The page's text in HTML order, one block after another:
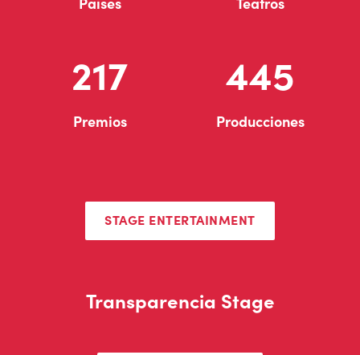
217
Premios
445
Producciones
STAGE ENTERTAINMENT
Transparencia Stage